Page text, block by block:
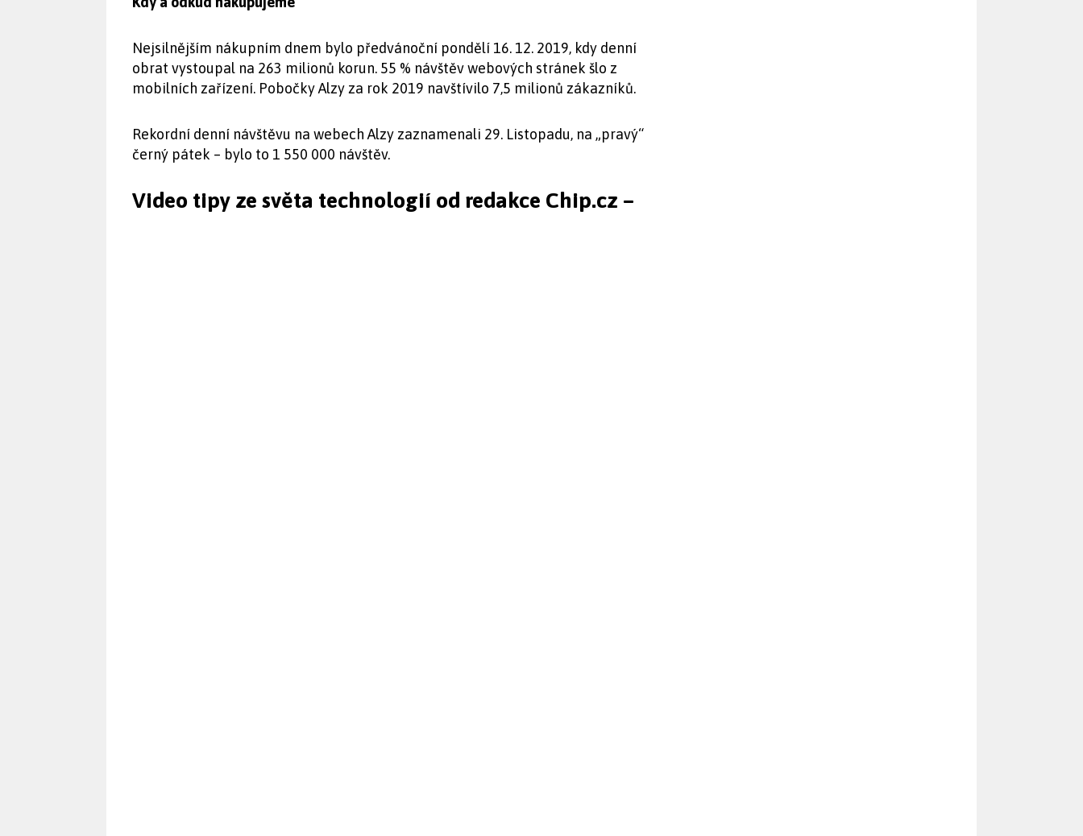
Nejsilnějším nákupním dnem bylo předvánoční pondělí 16. 12. 2019, kdy denní
obrat vystoupal na 263 milionů korun. 55 % návštěv webových stránek šlo z
mobilních zařízení. Pobočky Alzy za rok 2019 navštívilo 7,5 milionů zákazníků.
Rekordní denní návštěvu na webech Alzy zaznamenali 29. Listopadu, na „pravý“
černý pátek – bylo to 1 550 000 návštěv.
Video tipy ze světa technologií od redakce Chip.cz –